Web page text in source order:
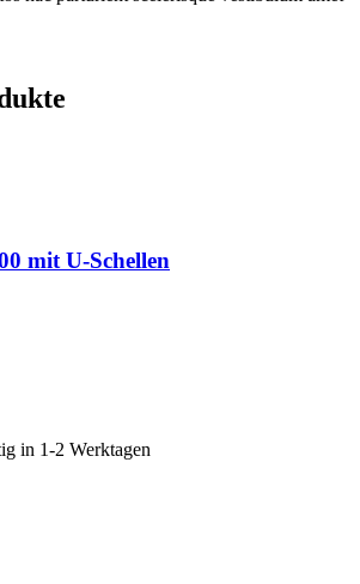
mit U-Schellen
in 1-2 Werktagen